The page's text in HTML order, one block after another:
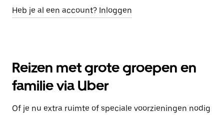
Heb je al een account? Inloggen
Reizen met grote groepen en
familie via Uber
Of je nu extra ruimte of speciale voorzieningen nodig